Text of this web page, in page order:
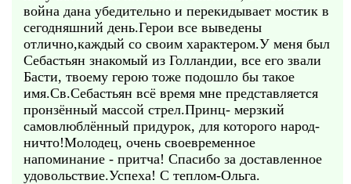
война дана убедительно и перекидывает мостик в
сегодняшний день.Герои все выведены
отлично,каждый со своим характером.У меня был
Себастьян знакомый из Голландии, все его звали
Басти, твоему герою тоже подошло бы такое
имя.Св.Себастьян всё время мне представляется
пронзённый массой стрел.Принц- мерзкий
самовлюблённый придурок, для которого народ-
ничто!Молодец, очень своевременное
напоминание - притча! Спасибо за доставленное
удовольствие.Успеха! С теплом-Ольга.